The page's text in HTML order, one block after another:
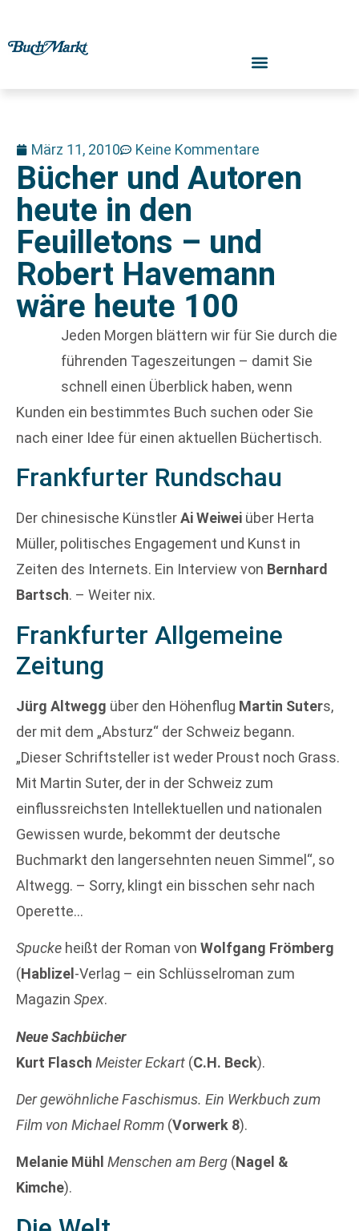
März 11, 2010 Keine Kommentare
Bücher und Autoren
heute in den
Feuilletons – und
Robert Havemann
wäre heute 100
Jeden Morgen blättern wir für Sie durch die
führenden Tageszeitungen – damit Sie
schnell einen Überblick haben, wenn
Kunden ein bestimmtes Buch suchen oder Sie
nach einer Idee für einen aktuellen Büchertisch.
Frankfurter Rundschau
Der chinesische KünstlerAi Weiwei über Herta
Müller, politisches Engagement und Kunst in
Zeiten des Internets. Ein Interview von Bernhard
Bartsch. – Weiter nix.
Frankfurter Allgemeine
Zeitung
Jürg Altwegg über den Höhenflug Martin Suters,
der mit dem „Absturz“ der Schweiz begann.
„Dieser Schriftsteller ist weder Proust noch Grass.
Mit Martin Suter, der in der Schweiz zum
einflussreichsten Intellektuellen und nationalen
Gewissen wurde, bekommt der deutsche
Buchmarkt den langersehnten neuen Simmel“, so
Altwegg. – Sorry, klingt ein bisschen sehr nach
Operette…
Spucke heißt der Roman von Wolfgang Frömberg
(Hablizel -Verlag – ein Schlüsselroman zum
Magazin Spex.
Neue Sachbücher
Kurt Flasch Meister Eckart (C.H. Beck).
Der gewöhnliche Faschismus. Ein Werkbuch zum
Film von Michael Romm (Vorwerk 8).
Melanie Mühl Menschen am Berg (Nagel &
Kimche).